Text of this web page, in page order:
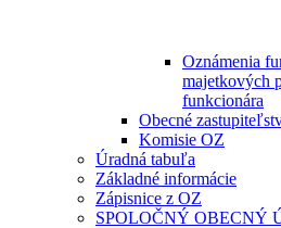
Oznámenia
majetkových
funkcionára
Obecné
Komisie OZ
Úradná tabuľa
Základné informácie
Zápisnice z OZ
SPOLOČNÝ OBECNÝ